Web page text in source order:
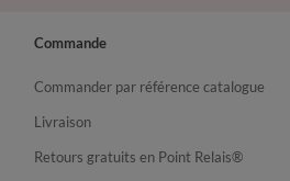
Commande
Commander par référence catalogue
Livraison
Retours gratuits en Point Relais®